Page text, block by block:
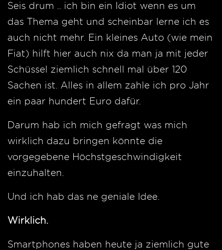
Seis drum .. ich bin ein Idiot wenn es um
das Thema geht und scheinbar lerne ich es
auch nicht mehr. Ein kleines Auto (wie mein
Fiat) hilft hier auch nix da man ja mit jeder
Schüssel ziemlich schnell mal über 120
Sachen ist. Alles in allem zahle ich pro Jahr
ein paar hundert Euro dafür.
Darum hab ich mich gefragt was mich
wirklich dazu bringen könnte die
vorgegebene Höchstgeschwindigkeit
einzuhalten.
Und ich hab das ne geniale Idee.
Wirklich.
Smartphones haben heute ja ziemlich gute